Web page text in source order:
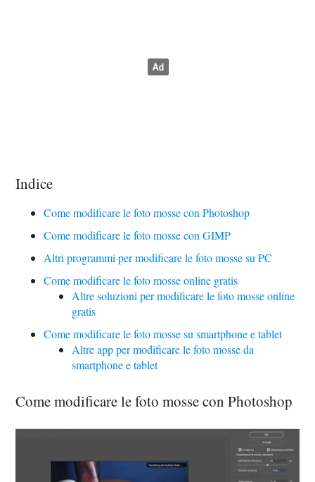
Indice
Come modificare le foto mosse con Photoshop
Come modificare le foto mosse con GIMP
Altri programmi per modificare le foto mosse su PC
Come modificare le foto mosse online gratis
Altre soluzioni per modificare le foto mosse online
gratis
Come modificare le foto mosse su smartphone e tablet
Altre app per modificare le foto mosse da
smartphone e tablet
Come modificare le foto mosse con Photoshop